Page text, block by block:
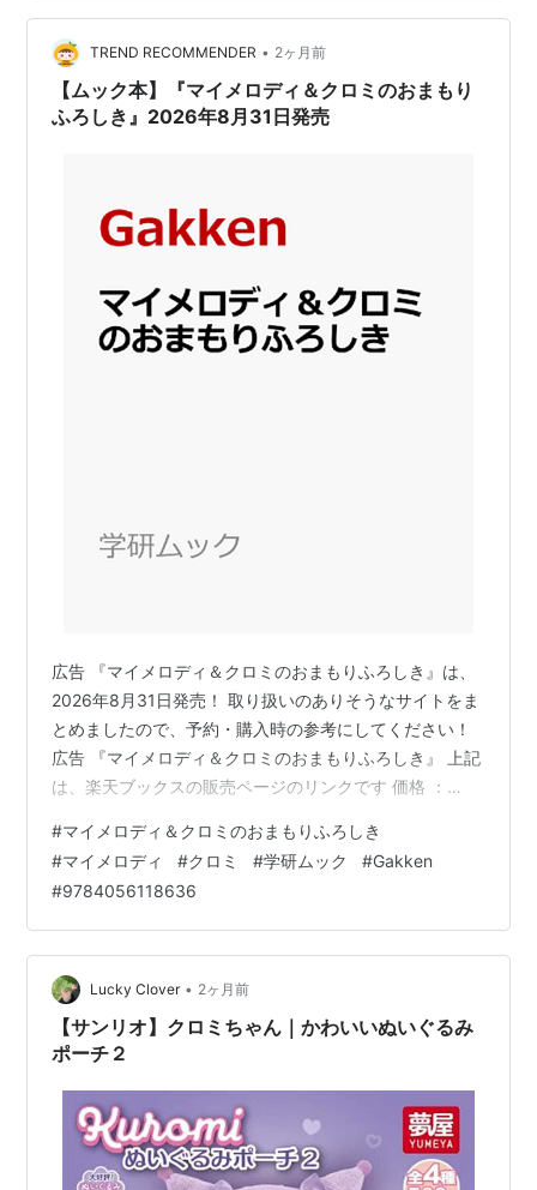
TREND RECOMMENDER • 2ヶ月前
【ムック本】『マイメロディ＆クロミのおまもり
ふろしき』2026年8月31日発売
広告 『マイメロディ＆クロミのおまもりふろしき』は、
2026年8月31日発売！ 取り扱いのありそうなサイトをま
とめましたので、予約・購入時の参考にしてください！
広告 『マイメロディ＆クロミのおまもりふろしき』 上記
は、楽天ブックスの販売ページのリンクです 価格 ：
Gakken 商品コード：9784056118636 Amazon e-hon
HMV&BOOKS online 紀伊國屋書店ウェブストア セブン
ネットショッピング タワーレコードオンライン Neowing
ホンヤクラブ 丸善ジュンク堂書店ネットストア Yahoo!シ
ョ…
#マイメロディ＆クロミのおまもりふろしき
#マイメロディ #クロミ #学研ムック #Gakken
#9784056118636
Lucky Clover • 2ヶ月前
【サンリオ】クロミちゃん｜かわいいぬいぐるみ
ポーチ２